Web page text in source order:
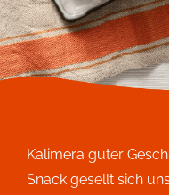
Kalimera guter
Snack gesellt sich